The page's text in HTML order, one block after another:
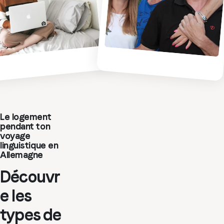
Le logement
pendant ton
voyage
linguistique en
Allemagne
Découvr
e les
types de